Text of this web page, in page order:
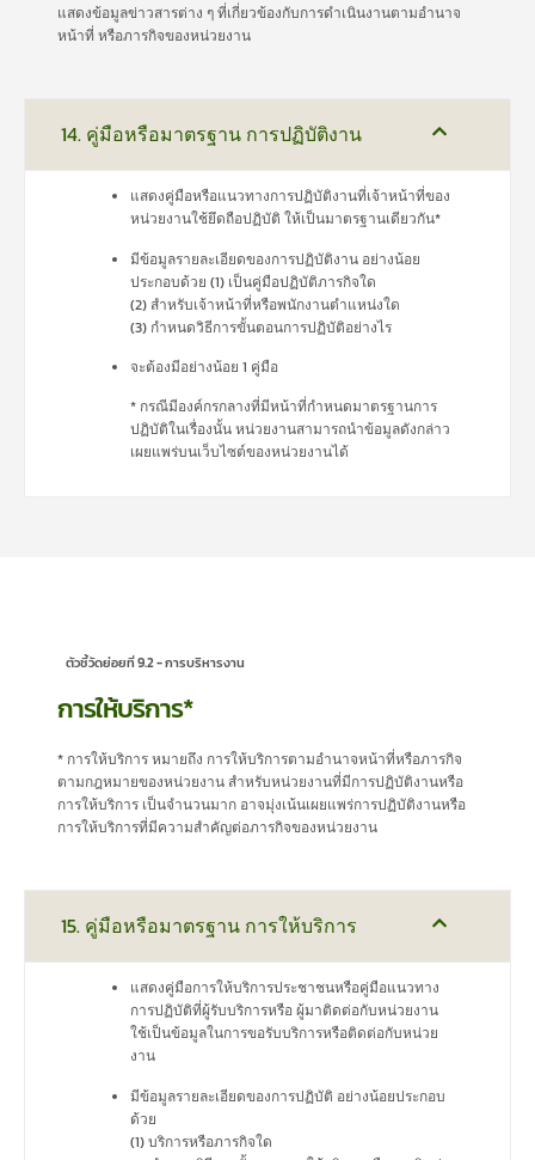
แสดงข้อมูลข่าวสารต่าง ๆ ที่เกี่ยวข้องกับการดำเนินงานตามอำนาจ
หน้าที่ หรือภารกิจของหน่วยงาน
14. คู่มือหรือมาตรฐาน การปฏิบัติงาน
แสดงคู่มือหรือแนวทางการปฏิบัติงานที่เจ้าหน้าที่ของ
หน่วยงานใช้ยึดถือปฏิบัติ ให้เป็นมาตรฐานเดียวกัน*
มีข้อมูลรายละเอียดของการปฏิบัติงาน อย่างน้อย
ประกอบด้วย (1) เป็นคู่มือปฏิบัติภารกิจใด
(2) สำหรับเจ้าหน้าที่หรือพนักงานตำแหน่งใด
(3) กำหนดวิธีการขั้นตอนการปฏิบัติอย่างไร
จะต้องมีอย่างน้อย 1 คู่มือ
* กรณีมีองค์กรกลางที่มีหน้าที่กำหนดมาตรฐานการ
ปฏิบัติในเรื่องนั้น หน่วยงานสามารถนำข้อมูลดังกล่าว
เผยแพร่บนเว็บไซต์ของหน่วยงานได้
ตัวชี้วัดย่อยที่ 9.2 - การบริหารงาน
การให้บริการ*
* การให้บริการ หมายถึง การให้บริการตามอำนาจหน้าที่หรือภารกิจ
ตามกฎหมายของหน่วยงาน สำหรับหน่วยงานที่มีการปฏิบัติงานหรือ
การให้บริการ เป็นจำนวนมาก อาจมุ่งเน้นเผยแพร่การปฏิบัติงานหรือ
การให้บริการที่มีความสำคัญต่อภารกิจของหน่วยงาน
15. คู่มือหรือมาตรฐาน การให้บริการ
แสดงคู่มือการให้บริการประชาชนหรือคู่มือแนวทาง
การปฏิบัติที่ผู้รับบริการหรือ ผู้มาติดต่อกับหน่วยงาน
ใช้เป็นข้อมูลในการขอรับบริการหรือติดต่อกับหน่วย
งาน
มีข้อมูลรายละเอียดของการปฏิบัติ อย่างน้อยประกอบ
ด้วย
(1) บริการหรือภารกิจใด